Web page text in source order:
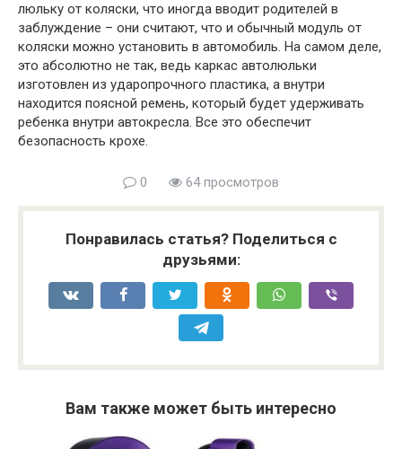
люльку от коляски, что иногда вводит родителей в
заблуждение – они считают, что и обычный модуль от
коляски можно установить в автомобиль. На самом деле,
это абсолютно не так, ведь каркас автолюльки
изготовлен из ударопрочного пластика, а внутри
находится поясной ремень, который будет удерживать
ребенка внутри автокресла. Все это обеспечит
безопасность крохе.
0 64 просмотров
Понравилась статья? Поделиться с
друзьями:
Вам также может быть интересно